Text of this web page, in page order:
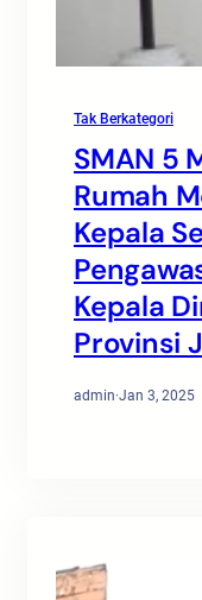
Tak Berkategori
SMAN 5
Rumah
Kepala
Kepala
Provinsi
admin·Jan 3, 2025